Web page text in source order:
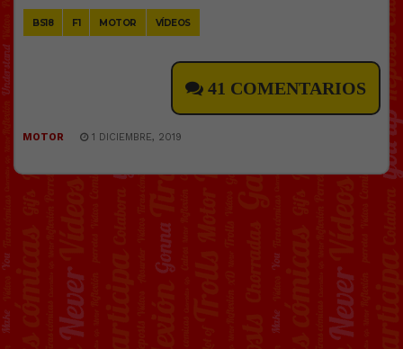
BS18 F1 MOTOR VÍDEOS
41 COMENTARIOS
MOTOR 1 DICIEMBRE, 2019